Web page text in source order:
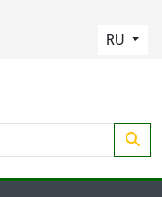
RU